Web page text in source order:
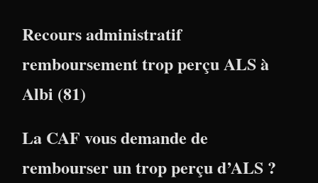
Recours administratif
remboursement trop perçu ALS à
Albi (81)
La CAF vous demande de
rembourser un trop perçu d’ALS ?